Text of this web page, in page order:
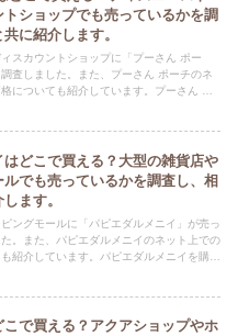
トショップでも売っているかを調
に紹介します。
スカウントショップに「プーさん ポー
査しました。また、プーさん ポーチのネ
についても紹介しています。プーさん ポ
どこで買える？大型の雑貨店や
ルでも売っているかを調査し、相
ます。
ングモールに「パピエダルメニイ」が売っ
。また、パピエダルメニイのネット上での
紹介しています。パピエダルメニイを購入
こで買える？アクアショップやホ